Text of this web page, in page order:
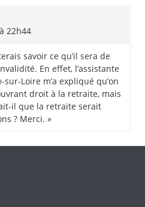
22h44
savoir ce qu’il sera de
En effet, l’assistante
Loire m’a expliqué qu’on
droit à la retraite, mais
il que la retraite serait
? Merci. »